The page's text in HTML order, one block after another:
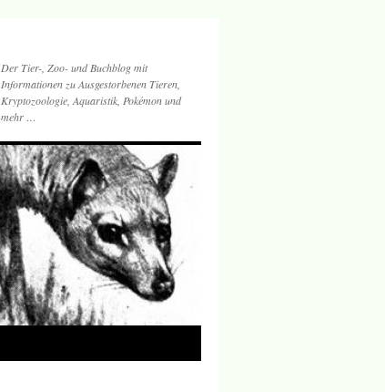
Der Tier-, Zoo- und Buchblog mit
Informationen zu Ausgestorbenen Tieren,
Kryptozoologie, Aquaristik, Pokémon und
mehr …